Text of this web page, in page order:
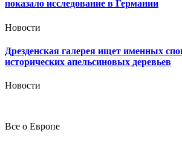
показало исследование в Германии
Новости
Дрезденская галерея ищет именных
исторических апельсиновых деревьев
Новости
Все о Европе